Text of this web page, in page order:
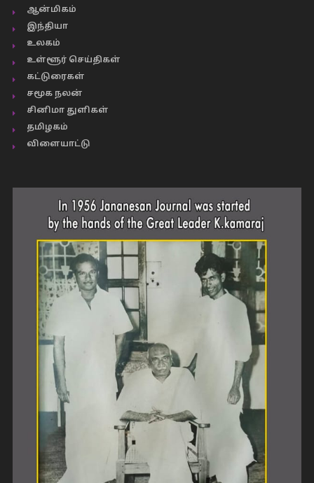
ஆன்மிகம்
இந்தியா
உலகம்
உள்ளூர் செய்திகள்
கட்டுரைகள்
சமூக நலன்
சினிமா துளிகள்
தமிழகம்
விளையாட்டு